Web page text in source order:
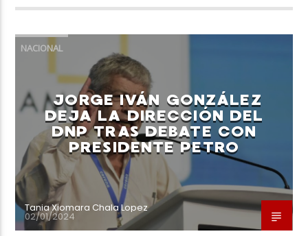
NACIONAL
JORGE IVÁN GONZÁLEZ
DEJA LA DIRECCIÓN DEL
DNP TRAS DEBATE CON
PRESIDENTE PETRO
Tania Xiomara Chala Lopez
02/01/2024